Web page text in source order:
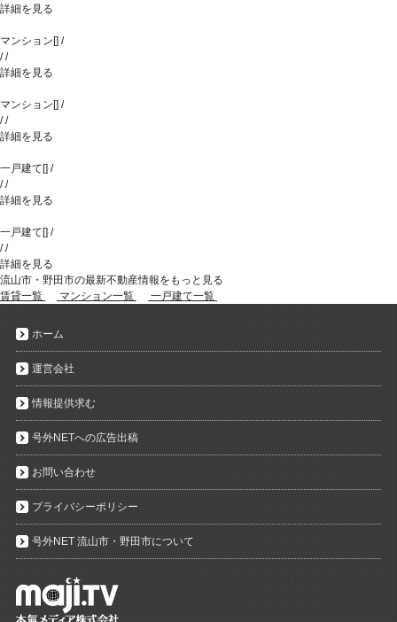
詳細を見る
マンション[] /
//
詳細を見る
マンション[] /
//
詳細を見る
一戸建て[] /
//
詳細を見る
一戸建て[] /
//
詳細を見る
流山市・野田市の最新不動産情報をもっと見る
賃貸一覧
マンション一覧 一戸建て一覧
ホーム
運営会社
情報提供求む
号外NETへの広告出稿
お問い合わせ
プライバシーポリシー
号外NET 流山市・野田市について